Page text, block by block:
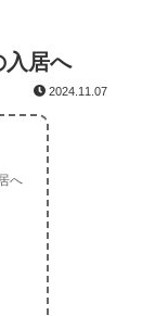
入居へ
2024.11.07
へ